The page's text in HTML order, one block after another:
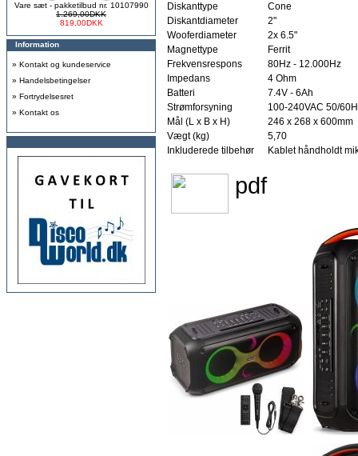
Vare sæt - pakketilbud nr. 10107990
1.269,00DKK
819,00DKK
Information
» Kontakt og kundeservice
» Handelsbetingelser
» Fortrydelsesret
» Kontakt os
Diskanttype
Cone
Diskantdiameter
2"
Wooferdiameter
2x 6.5"
Magnettype
Ferrit
Frekvensrespons
80Hz - 12.000Hz
Impedans
4 Ohm
Batteri
7.4V - 6Ah
Strømforsyning
100-240VAC 50/
Mål (L x B x H)
246 x 268 x 600mm
Vægt (kg)
5,70
Inkluderede tilbehør
Kablet håndholdt
pdf